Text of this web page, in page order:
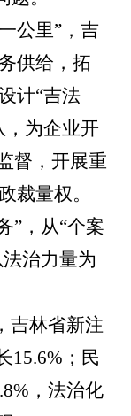
公里”，吉
供给，拓
计“吉法
，为企业开
督，开展重
裁量权。
”，从“个案
治力量为
吉林省新注
15.6%；民
，法治化